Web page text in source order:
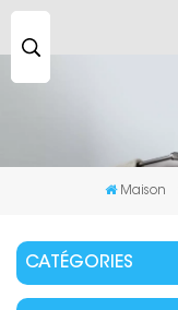
Maison
CATÉGORIES